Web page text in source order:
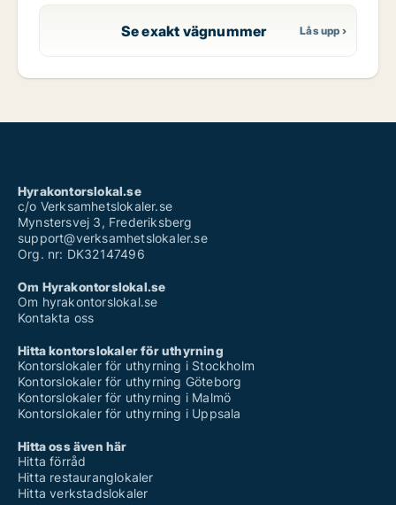
Se exakt vägnummer
Hyrakontorslokal.se
c/o Verksamhetslokaler.se
Mynstersvej 3, Frederiksberg
support@verksamhetslokaler.se
Org. nr: DK32147496
Om Hyrakontorslokal.se
Om hyrakontorslokal.se
Kontakta oss
Hitta kontorslokaler för uthyrning
Kontorslokaler för uthyrning i Stockholm
Kontorslokaler för uthyrning Göteborg
Kontorslokaler för uthyrning i Malmö
Kontorslokaler för uthyrning i Uppsala
Hitta oss även här
Hitta förråd
Hitta restauranglokaler
Hitta verkstadslokaler